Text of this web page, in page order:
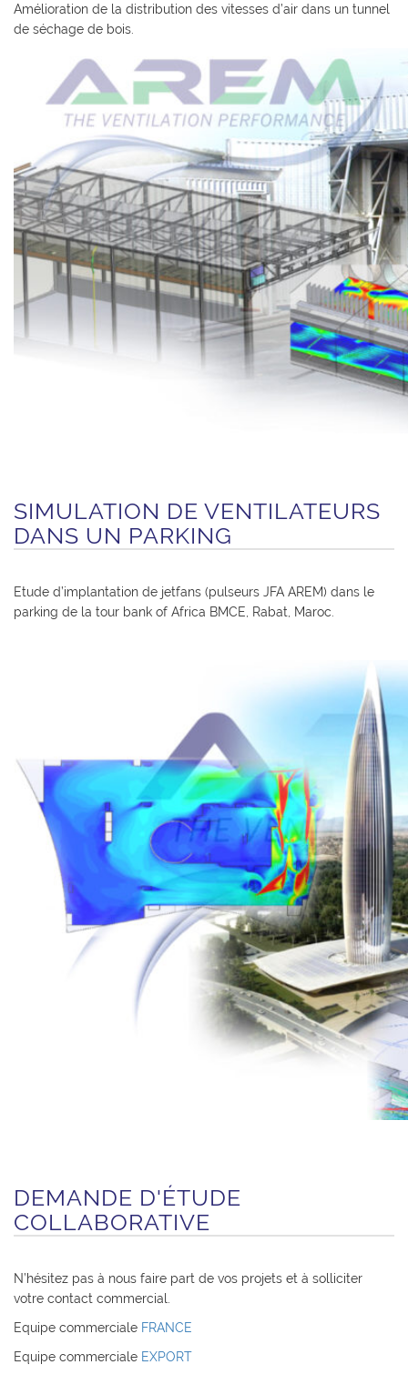
Amélioration de la distribution des vitesses d’air dans un tunnel
de séchage de bois.
SIMULATION DE VENTILATEURS
DANS UN PARKING
Etude d’implantation de jetfans (pulseurs JFA AREM) dans le
parking de la tour bank of Africa BMCE, Rabat, Maroc.
DEMANDE D'ÉTUDE
COLLABORATIVE
N’hésitez pas à nous faire part de vos projets et à solliciter
votre contact commercial.
Equipe commerciale FRANCE
Equipe commerciale EXPORT